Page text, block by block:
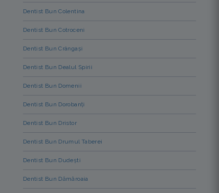
Dentist Bun Colentina
Dentist Bun Cotroceni
Dentist Bun Crângași
Dentist Bun Dealul Spirii
Dentist Bun Domenii
Dentist Bun Dorobanți
Dentist Bun Dristor
Dentist Bun Drumul Taberei
Dentist Bun Dudești
Dentist Bun Dămăroaia